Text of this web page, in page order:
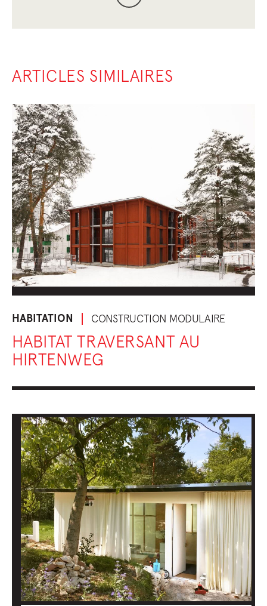
ARTICLES SIMILAIRES
HABITATION CONSTRUCTION MODULAIRE
HABITAT TRAVERSANT AU
HIRTENWEG